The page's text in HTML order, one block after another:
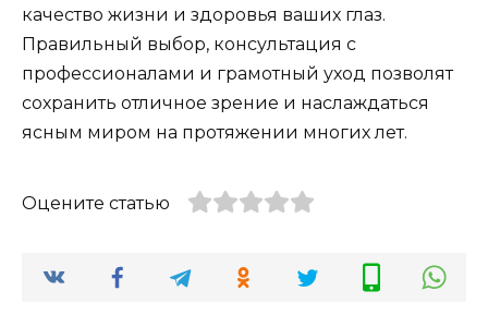
качество жизни и здоровья ваших глаз.
Правильный выбор, консультация с
профессионалами и грамотный уход позволят
сохранить отличное зрение и наслаждаться
ясным миром на протяжении многих лет.
Оцените статью